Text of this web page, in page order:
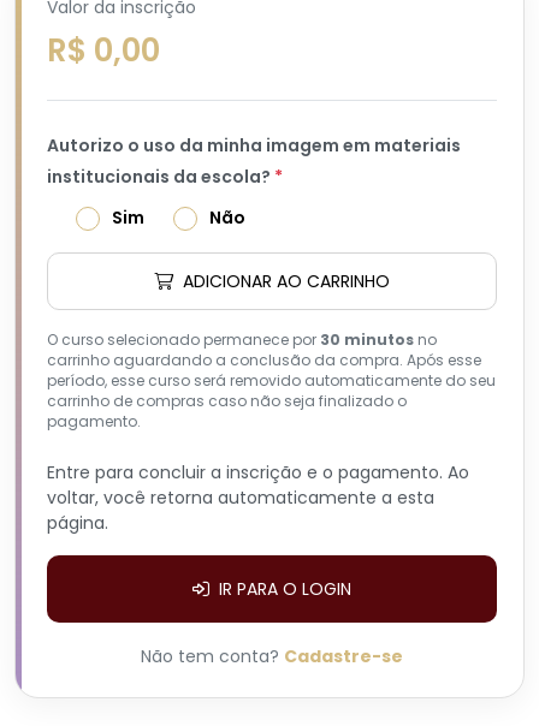
Valor da inscrição
R$ 0,00
Autorizo o uso da minha imagem em materiais
institucionais da escola? *
Sim
Não
ADICIONAR AO CARRINHO
O curso selecionado permanece por 30 minutosno
carrinho aguardando a conclusão da compra. Após esse
período, esse curso será removido automaticamente do seu
carrinho de compras caso não seja finalizado o
pagamento.
Entre para concluir a inscrição e o pagamento. Ao
voltar, você retorna automaticamente a esta
página.
IR PARA O LOGIN
Não tem conta? Cadastre-se